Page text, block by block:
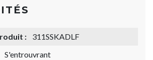
:
311SSKADLF
S'entrouvrant